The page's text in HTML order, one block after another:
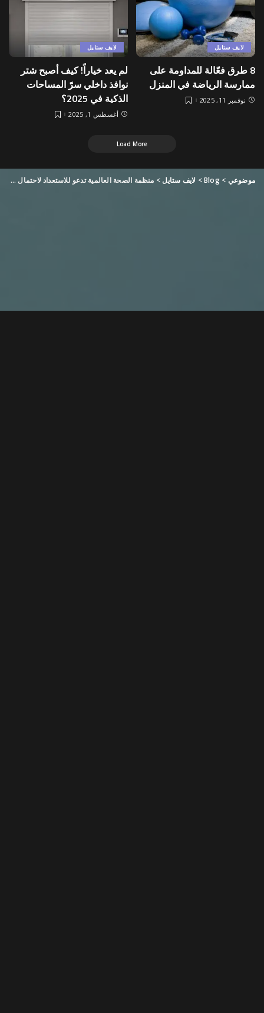
لايف ستايل
8 طرق فعّالة للمداومة على
ممارسة الرياضة في المنزل
نوفمبر 11, 2025
لايف ستايل
لم يعد خياراً! كيف أصبح شتر
نوافذ داخلي سرّ المساحات
الذكية في 2025؟
أغسطس 1, 2025
Load More
موضوعي >
Blog
> لايف ستايل > منظمة الصحة العالمية تدعو للاستعداد لاحتمال تفشي وباء جديد